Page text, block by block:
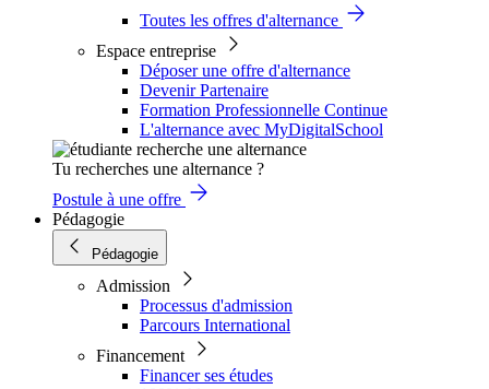
Toutes les offres d'alternance
Espace entreprise
Déposer une offre d'alternance
Devenir Partenaire
Formation Professionnelle Continue
L'alternance avec MyDigitalSchool
Tu recherches une alternance ?
Postule à une offre
Pédagogie
Pédagogie
Admission
Processus d'admission
Parcours International
Financement
Financer ses études